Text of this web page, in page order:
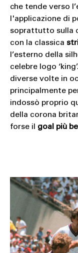
che tende verso
l'applicazione di
soprattutto sulla
con la classica
l’esterno della
celebre logo
diverse volte in
principalmente
indossò proprio
della corona
forse il goal più